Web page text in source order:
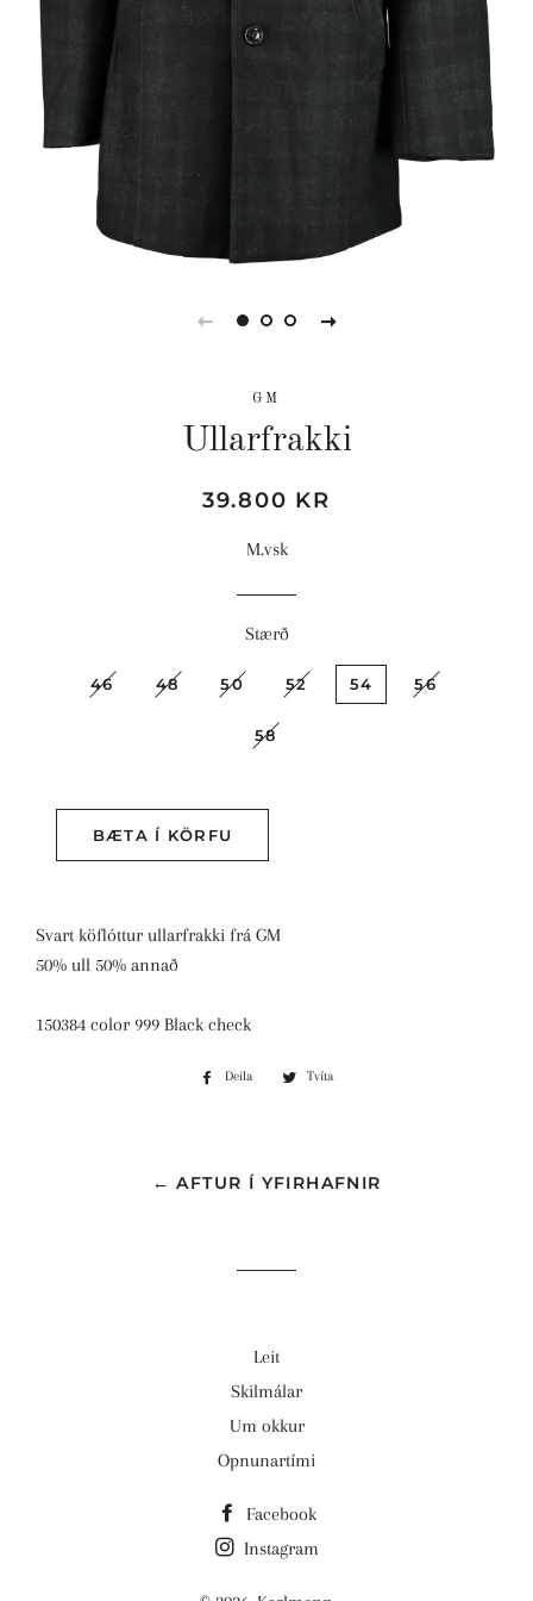
GM
Ullarfrakki
Hefðbundið
Söluverð
39.800 KR
M.vsk
Stærð
46 48 50 52 54 56
58
BÆTA Í KÖRFU
Svart köflóttur ullarfrakki frá GM
50% ull 50% annað
150384 color 999 Black check
Deila
Deila
Tvíta
← AFTUR Í YFIRHAFNIR
Leit
Skilmálar
Um okkur
Opnunartími
Facebook
Instagram